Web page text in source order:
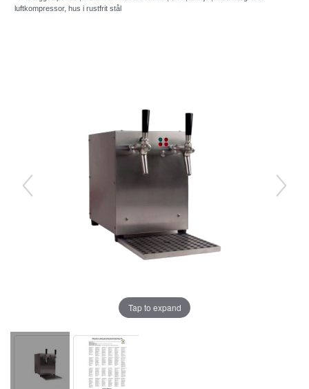
luftkompressor, hus i rustfrit stål
Tap to expand